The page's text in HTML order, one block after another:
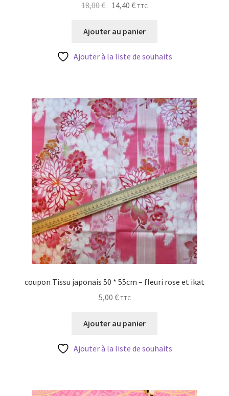
18,00€ Le
initial
18,00 €.
14,40€Le
actuel
14,40 €.
TTC
Ajouter au panier
Ajouter à la liste de souhaits
coupon Tissu japonais 50 * 55cm – fleuri rose et ikat
5,00 € TTC
Ajouter au panier
Ajouter à la liste de souhaits